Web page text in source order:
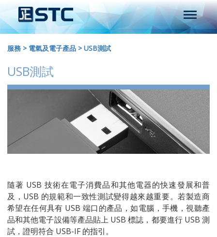
服務 > 電氣及電子產品 > USB測試
USB測試
隨著 USB 技術在電子消費品和其他電器的快速發展和普
及，USB 的規範和一致性測試變得越來越重要。若製造商
希望在任何具有 USB 端口的產品，如電腦，手機，視聽產
品和其他電子設備等產品貼上 USB 標誌，都要進行 USB 測
試，證明符合 USB-IF 的指引。